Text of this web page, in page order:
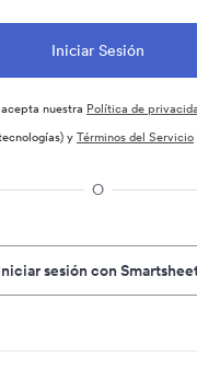
nuestra Política de
yTérminos del Servicio
O
sesión con